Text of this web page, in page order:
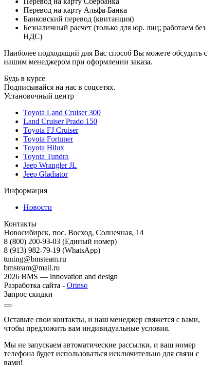
Перевод на карту Альфа-Банка
Банковский перевод (квитанция)
Безналичный расчет (только для юр. лиц; работаем без
НДС)
Наиболее подходящий для Вас способ Вы можете обсудить с
нашим менеджером при оформлении заказа.
Будь в курсе
Подписывайся на нас в соцсетях.
Установочный центр
Toyota Land Cruiser 300
Land Cruiser Prado 150
Toyota FJ Cruiser
Toyota Fortuner
Toyota Hilux
Toyota Tundra
Jeep Wrangler JL
Jeep Gladiator
Информация
Новости
Контакты
Новосибирск, пос. Восход, Солнечная, 14
8 (800) 200-93-03 (Единый номер)
8 (913) 982-79-19 (WhatsApp)
tuning@bmsteam.ru
bmsteam@mail.ru
2026 BMS — Innovation and design
Разработка сайта - Orinso
Запрос скидки
Оставьте свои контакты, и наш менеджер свяжется с вами,
чтобы предложить вам индивидуальные условия.
Мы не запускаем автоматические рассылки, и ваш номер
телефона будет использоваться исключительно для связи с
вами!